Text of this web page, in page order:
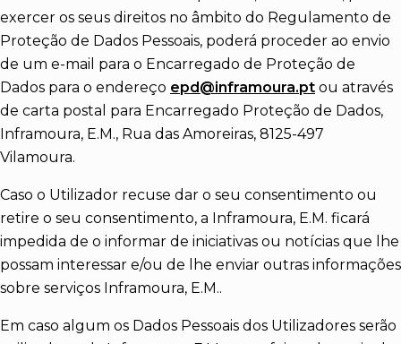
exercer os seus direitos no âmbito do Regulamento de
Proteção de Dados Pessoais, poderá proceder ao envio
de um e-mail para o Encarregado de Proteção de
Dados para o endereço epd@inframoura.pt ou através
de carta postal para Encarregado Proteção de Dados,
Inframoura, E.M., Rua das Amoreiras, 8125-497
Vilamoura.
Caso o Utilizador recuse dar o seu consentimento ou
retire o seu consentimento, a Inframoura, E.M. ficará
impedida de o informar de iniciativas ou notícias que lhe
possam interessar e/ou de lhe enviar outras informações
sobre serviços Inframoura, E.M..
Em caso algum os Dados Pessoais dos Utilizadores serão